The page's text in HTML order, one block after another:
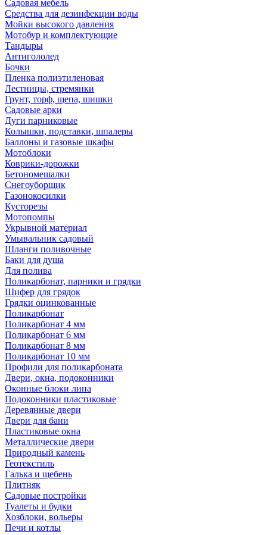
Садовая мебель
Средства для дезинфекции воды
Мойки высокого давления
Мотобур и комплектующие
Тандыры
Антигололед
Бочки
Пленка полиэтиленовая
Лестницы, стремянки
Грунт, торф, щепа, шишки
Садовые арки
Дуги парниковые
Колышки, подставки, шпалеры
Баллоны и газовые шкафы
Мотоблоки
Коврики-дорожки
Бетономешалки
Снегоуборщик
Газонокосилки
Кусторезы
Мотопомпы
Укрывной материал
Умывальник садовый
Шланги поливочные
Баки для душа
Для полива
Поликарбонат, парники и грядки
Шифер для грядок
Грядки оцинкованные
Поликарбонат
Поликарбонат 4 мм
Поликарбонат 6 мм
Поликарбонат 8 мм
Поликарбонат 10 мм
Профили для поликарбоната
Двери, окна, подоконники
Оконные блоки липа
Подоконники пластиковые
Деревянные двери
Двери для бани
Пластиковые окна
Металлические двери
Природный камень
Геотекстиль
Галька и щебень
Плитняк
Садовые постройки
Туалеты и будки
Хозблоки, вольеры
Печи и котлы